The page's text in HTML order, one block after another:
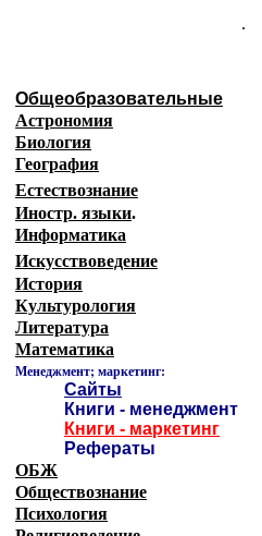
.
Общеобразовательные
Астрономия
Биология
География
Естествознание
Иностр. языки.
Информатика
Искусствоведение
История
Культурология
Литература
Математика
Менеджмент; маркетинг:
Сайты
Книги - менеджмент
Книги - маркетинг
Рефераты
ОБЖ
Обществознание
Психология